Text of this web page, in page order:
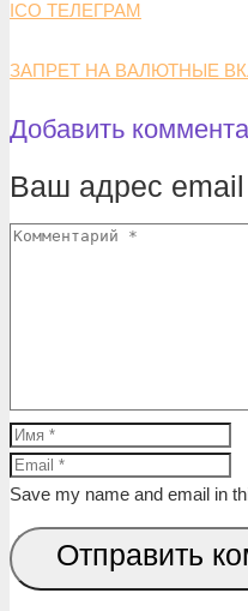
ICO ТЕЛЕГРАМ
ЗАПРЕТ НА ВАЛЮТНЫЕ
Добавить
Ваш адрес email
Save my name and email in
Отправить